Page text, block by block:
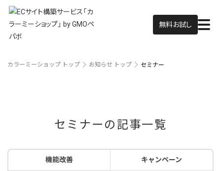
無料お試し
カラーミーショップ トップ お知らせ トップ セミナー
セミナーの記事一覧
機能改善 キャンペーン